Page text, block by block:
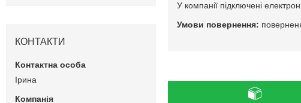
У компанії підключені
КОНТАКТИ
Ірина